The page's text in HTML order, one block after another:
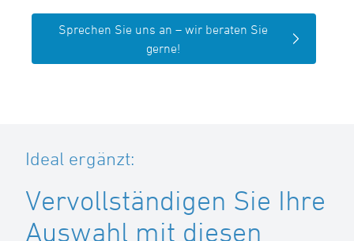
Sprechen Sie uns an – wir beraten Sie
gerne!
Ideal ergänzt:
Vervollständigen Sie Ihre
Auswahl mit diesen